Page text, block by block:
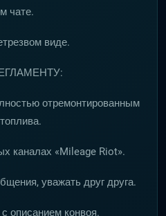
чате.
виде.
отремонтированным
каналах «Mileage Riot».
уважать друг друга.
описанием конвоя.